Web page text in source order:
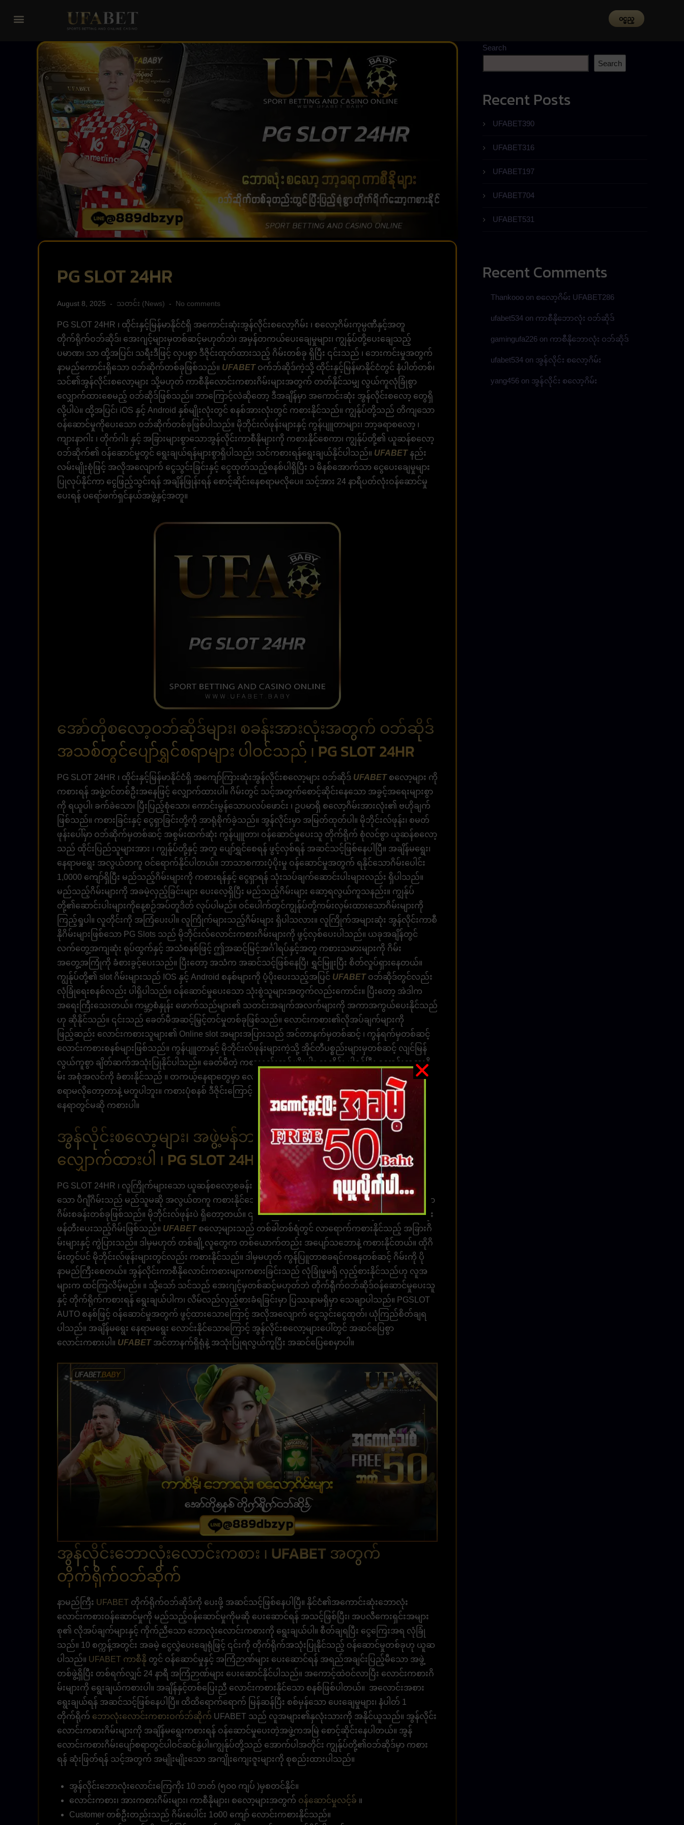
၀င္မည္
PG SLOT 24HR
August 8, 2025 သတင်း (News) No comments
PG SLOT 24HR ၊ ထိုင်းနှင့်မြန်မာနိုင်ငံရှိ အကောင်းဆုံးအွန်လိုင်းစလော့ဂိမ်း ၊ စလော့ဂိမ်းကုမ္ပဏီနှင့်အတူ
တိုက်ရိုက်ဝဘ်ဆိုဒ်၊ အေးဂျင့်များမှတစ်ဆင့်မဟုတ်ဘဲ၊ အမှန်တကယ်ပေးချေမှုများ၊ ကျွန်ုပ်တို့ပေးချေသည့်
ပမာဏ၊ သာ ထို့အပြင်၊ သရီးဒီဖြင့် လှပစွာ ဒီဇိုင်းထုတ်ထားသည့် ဂိမ်းတစ်ခု ရှိပြီး ၎င်းသည် ၊ ဘေးကင်းမှုအတွက်
နာမည်ကောင်းရှိသော ဝဘ်ဆိုက်တစ်ခုဖြစ်သည်။ UFABETဝက်ဘ်ဆိုဒ်ကဲ့သို့ ထိုင်းနှင့်မြန်မာနိုင်ငံတွင် နံပါတ်တစ်၊
သင်၏အွန်လိုင်းစလော့များ သို့မဟုတ် ကာစီနိုလောင်းကစားဂိမ်းများအတွက် တတ်နိုင်သမျှ လွယ်ကူလုံခြုံစွာ
လျှောက်ထားစေမည့် ဝဘ်ဆိုဒ်ဖြစ်သည်။ ဘာကြောင့်လဲဆိုတော့ ဒီအချိန်မှာ အကောင်းဆုံး အွန်လိုင်းစလော့ တွေရှိ
လို့ပါပဲ။ ထို့အပြင်၊ iOS နှင့် Android နှစ်မျိုးလုံးတွင် စနစ်အားလုံးတွင် ကစားနိုင်သည်။ ကျွန်ုပ်တို့သည် တိကျသော
ဝန်ဆောင်မှုကိုပေးသော ဝဘ်ဆိုက်တစ်ခုဖြစ်ပါသည်။ မိုဘိုင်းလ်ဖုန်းများနှင့် ကွန်ပျူတာများ၊ ဘာ့ခရာစလော့ ၊
ကျားနာဂါး ၊ တိုက်ဂါး နှင့် အခြားများစွာသောအွန်လိုင်းကာစီနိုများကို ကစားနိုင်စေကာ၊ ကျွန်ုပ်တို့၏ ယူဆန်စလော့
ဝဘ်ဆိုက်၏ ဝန်ဆောင်မှုတွင် ရွေးချယ်ရန်များစွာရှိပါသည်၊ သင်ကစားရန်ရွေးချယ်နိုင်ပါသည်။ UFABETနည်း
လမ်းမျိုးစုံဖြင့် အလိုအလျောက် ငွေသွင်းခြင်းနှင့် ငွေထုတ်သည့်စနစ်ပါရှိပြီး ၁ မိနစ်အောက်သာ ငွေပေးချေမှုများ
ပြုလုပ်နိုင်ကာ ငွေဖြည့်သွင်းရန် အချိန်ဖြုန်းရန် စောင့်ဆိုင်းနေစရာမလိုပေ။ သင့်အား 24 နာရီပတ်လုံးဝန်ဆောင်မှု
ပေးရန် ပရော်ဖက်ရှင်နယ်အဖွဲ့နှင့်အတူ။
အော်တိုစလော့ဝဘ်ဆိုဒ်များ၊ စခန်းအားလုံးအတွက် ဝဘ်ဆိုဒ်
အသစ်တွင်ပျော်ရွှင်စရာများ ပါဝင်သည် ၊ PG SLOT 24HR
PG SLOT 24HR ၊ ထိုင်းနှင့်မြန်မာနိုင်ငံရှိ အကျော်ကြားဆုံးအွန်လိုင်းစလော့များ ဝဘ်ဆိုဒ် UFABETစလော့များ ကို
ကစားရန် အဖွဲ့ဝင်တစ်ဦးအနေဖြင့် လျှောက်ထားပါ။ ဂိမ်းတွင် သင့်အတွက်စောင့်ဆိုင်းနေသော အခွင့်အရေးများစွာ
ကို ရယူပါ၊ ခက်ခဲသော၊ ပြီးပြည့်စုံသော၊ ကောင်းမွန်သောပလပ်ဖောင်း ၊ ဥပမာရှိ စလော့ဂိမ်းအားလုံး၏ ဗဟိုချက်
ဖြစ်သည်။ ကစားခြင်းနှင့် ငွေရှာခြင်းတို့ကို အာရုံစိုက်ခဲ့သည်။ အွန်လိုင်းမှာ အမြတ်ထုတ်ပါ။ မိုဘိုင်းလ်ဖုန်း၊ စမတ်
ဖုန်းပေါ်မှာ ဝဘ်ဆိုက်မှတစ်ဆင့် အစွမ်းထက်ဆုံး ကွန်ပျူတာ၊ ဝန်ဆောင်မှုပေးသူ တိုက်ရိုက် စုံလင်စွာ ယူဆန်စလော့
သည် ထိုင်းပြည်သူများအား ၊ ကျွန်ုပ်တို့နှင့် အတူ ပျော်ရွှင်စေရန် ဖွင့်လှစ်ရန် အဆင်သင့်ဖြစ်နေပါပြီ။ အချိန်မရွေး၊
နေရာမရွေး အလွယ်တကူ ဝင်ရောက်နိုင်ပါတယ်။ ဘာသာစကားပံ့ပိုးမှု ဝန်ဆောင်မှုအတွက် ရနိုင်သောဂိမ်းပေါင်း
1,0000 ကျော်ရှိပြီး မည်သည့်ဂိမ်းများကို ကစားရန်နှင့် ငွေရှာရန် သုံးသပ်ချက်ဆောင်းပါးများလည်း ရှိပါသည်။
မည်သည့်ဂိမ်းများကို အခမဲ့လှည့်ခြင်းများ ပေးလေ့ရှိပြီး မည်သည့်ဂိမ်းများ ဆော့ရလွယ်ကူသနည်း။ ကျွန်ုပ်
တို့၏ဆောင်းပါးများကိုနေ့စဉ်အပ်တူဒိတ် လုပ်ပါမည်။ ဝင်ပေါက်တွင်ကျွန်ုပ်တို့ကမ်းလှမ်းထားသောဂိမ်းများကို
ကြည့်ရှုပါ။ လူတိုင်းကို အကြံပေးပါ။ လူကြိုက်များသည့်ဂိမ်းများ ရှိပါသလား။ လူကြိုက်အများဆုံး အွန်လိုင်းကာစီ
နိုဂိမ်းများဖြစ်သော PG Slots သည် မိုဘိုင်းလ်လောင်းကစားဂိမ်းများကို ဖွင့်လှစ်ပေးပါသည်။ ယခုအချိန်တွင်
လက်တွေ့အကျဆုံး ရုပ်ထွက်နှင့် အသံစနစ်ဖြင့် ဤအဆင့်မြင့်အင်္ဂါရပ်နှင့်အတူ ကစားသမားများကို ဂိမ်း
အတွေ့အကြုံကို ခံစားခွင့်ပေးသည်။ ပြီးတော့ အသံက အဆင်သင့်ဖြစ်နေပြီ၊ ရွှင်မြူးပြီး စိတ်လှုပ်ရှားနေတယ်။
ကျွန်ုပ်တို့၏ slot ဂိမ်းများသည် IOS နှင့် Android စနစ်များကို ပံ့ပိုးပေးသည့်အပြင် UFABETဝဘ်ဆိုဒ်တွင်လည်း
လုံခြုံရေးစနစ်လည်း ပါရှိပါသည်။ ဝန်ဆောင်မှုပေးသော သုံးစွဲသူများအတွက်လည်းကောင်း။ ပြီးတော့ အဲဒါက
အရေးကြီးသေးတယ်။ ကမ္ဘာ့စံနှုန်း ဖောက်သည်များ၏ သတင်းအချက်အလက်များကို အကာအကွယ်ပေးနိုင်သည်
ဟု ဆိုနိုင်သည်။ ၎င်းသည် ခေတ်မီအဆင့်မြှင့်တင်မှုတစ်ခုဖြစ်သည်။ လောင်းကစား၏လိုအပ်ချက်များကို
ဖြည့်ဆည်း လောင်းကစားသူများ၏ Online slot အများအပြားသည် အင်တာနက်မှတစ်ဆင့် ၊ ကွန်ရက်မှတစ်ဆင့်
လောင်းကစားစနစ်များဖြစ်သည်။ ကွန်ပျူတာနှင့် မိုဘိုင်းလ်ဖုန်းများကဲ့သို့ အိုင်တီပစ္စည်းများမှတစ်ဆင့် လျင်မြန်
လွယ်ကူစွာ ချိတ်ဆက်အသုံးပြုနိုင်ပါသည်။ ခေတ်မီတဲ့ ကစားနည်းတစ်မျိုးပါ။ လူတိုင်း ပါဝင်ပြီး လောင်းကစားဂိ
မ်း အစုံအလင်ကို ခံစားနိုင်သည် ။ တကယ့်နေရာတွေမှာ လောင်းကစားလိုပါပဲ။ ဒါပေမယ့် ကစားဖို့ ဝေးဝေးသွား
စရာမလိုတော့တာနဲ့ မတူပါဘူး။ ကစားပုံစနစ် ဒီဇိုင်းကြောင့်ပါ။ လွယ်ကူစွာကစားရန်လာပါ။ ကမ္ဘာပေါ်ရှိ မည်သည့်
နေရာတွင်မဆို ကစားပါ။
အွန်လိုင်းစလော့များ၊ အဖွဲ့မန်ဘာဝင်ခြင်းကို အခမဲ့
လျှောက်ထားပါ ၊ PG SLOT 24HR
PG SLOT 24HR ၊ လူကြိုက်များသော ယူဆန်စလော့စခန်းများ နှင့် ယခု အလွန်ရေပန်းစားသော ဂိမ်းတစ်ခုဖြစ်
သော ပီဂျီဂိမ်းသည် မည်သူမဆို အလွယ်တကူ ကစားနိုင်သော ဂိမ်းဖြစ်သောကြောင့် လူစိတ်ဝင်စားမှုများပြားသော
ဂိမ်းစခန်းတစ်ခုဖြစ်သည်။ မိုဘိုင်းလ်ဖုန်းပဲ ရှိတော့တယ်။ ၎င်းသည် ယနေ့ကစားသမားများအတွက် အကောင်းဆုံး
ဖန်တီးပေးသည့်ဂိမ်းဖြစ်သည်။ UFABETစလော့များသည် တစ်ခါတစ်ရံတွင် လာရောက်ကစားနိုင်သည့် အခြားဂိ
မ်းများနှင့် ကွဲပြားသည်။ ဒါမှမဟုတ် တစ်ချို့လူတွေက တစ်ယောက်တည်း အပျော်သဘောနဲ့ ကစားနိုင်တယ်။ ထိုဂိ
မ်းတွင်ပင် မိုဘိုင်းလ်ဖုန်းများတွင်လည်း ကစားနိုင်သည်။ ဒါမှမဟုတ် ကွန်ပြူတာစခရင်ကနေတစ်ဆင့် ဂိမ်းကို ပို
နာမည်ကြီးစေတယ်။ အွန်လိုင်းကာစီနိုလောင်းကစားများကစားခြင်းသည် လုံခြုံမှုမရှိ လှည့်စားနိုင်သည်ဟု လူအ
များက ထင်ကြလိမ့်မည်။ ။ သို့သော် သင်သည် အေးဂျင့်မှတစ်ဆင့်မဟုတ်ဘဲ တိုက်ရီုက်ဝဘ်ဆိုဒ်ဝန်ဆောင်မှုပေးသူ
နှင့် တိုက်ရိုက်ကစားရန် ရွေးချယ်ပါက၊ လိမ်လည်လှည့်စားခံရခြင်းမှာ ပြဿနာမရှိမှာ သေချာပါသည်။ PGSLOT
AUTO စနစ်ဖြင့် ဝန်ဆောင်မှုအတွက် ဖွင့်ထားသောကြောင့် အလိုအလျောက် ငွေသွင်းငွေထုတ်၊ ယုံကြည်စိတ်ချရ
ပါသည်။ အချိန်မရွေး နေရာမရွေး လောင်းနိုင်သောကြောင့် အွန်လိုင်းစလော့များပေါ်တွင် အဆင်ပြေစွာ
လောင်းကစားပါ။ UFABETအင်တာနက်ရှိရုံနဲ့ အသုံးပြုရလွယ်ကူပြီး အဆင်ပြေစေမှာပါ။
အွန်လိုင်းဘောလုံးလောင်းကစား ၊ UFABET အတွက်
တိုက်ရိုက်ဝဘ်ဆိုက်
နာမည်ကြီး UFABET တိုက်ရိုက်ဝဘ်ဆိုဒ်ကို ပေးဖို့ အဆင်သင့်ဖြစ်နေပါပြီ။ နိုင်ငံ၏အကောင်းဆုံးဘောလုံး
လောင်းကစားဝန်ဆောင်မှုကို မည်သည့်ဝန်ဆောင်မှုကိုမဆို ပေးဆောင်ရန် အသင့်ဖြစ်ပြီး၊ အပလီကေးရှင်းအများ
စု၏ လိုအပ်ချက်များနှင့် ကိုက်ညီသော ဘောလုံးလောင်းကစားကို ရွေးချယ်ပါ။ စီတ်ချရပြီး ငွေကြေးအရ လုံခြုံ
သည်။ 10 စက္ကန့်အတွင်း အခမဲ့ ငွေလွှဲပေးချေရုံဖြင့် ၎င်းကို တိုက်ရိုက်အသုံးပြုနိုင်သည့် ဝန်ဆောင်မှုတစ်ခုဟု ယူဆ
ပါသည်။ UFABET ကာစီနို တွင် ဝန်ဆောင်မှုနှင့် အကြံဉာဏ်များ ပေးဆောင်ရန် အရည်အချင်းပြည့်မီသော အဖွဲ့
တစ်ဖွဲ့ရှိပြီး တစ်ရက်လျှင် 24 နာရီ အကြံဉာဏ်များ ပေးဆောင်နိုင်ပါသည်။ အကောင့်ထဲဝင်လာပြီး လောင်းကစားဂိ
မ်းများကို ရွေးချယ်ကစားပါ။ အချိန်နှင့်တစ်ပြေးညီ လောင်းကစားနိုင်သော စနစ်ဖြစ်ပါတယ်။ အလောင်းအစား
ရွေးချယ်ရန် အဆင်သင့်ဖြစ်နေပါပြီ။ ထိထိရောက်ရောက် မြန်ဆန်ပြီး စစ်မှန်သော ပေးချေမှုများ၊ နံပါတ် 1
တိုက်ရိုက် ဘောလုံးလောင်းကစားဝက်ဘ်ဆိုက် UFABET သည် လူအများ၏နှလုံးသားကို အနိုင်ယူသည်။ အွန်လိုင်း
လောင်းကစားဂိမ်းများကို အချိန်မရွေးကစားရန် ဝန်ဆောင်မှုပေးတဲ့အဖွဲ့ကအမြဲ စောင့်ဆိုင်းနေပါတယ်။ အွန်
လောင်းကစားဂိမ်းပျော်စရာတွင်ပါဝင်ဆင်နွဲပါ။ကျွန်ုပ်တို့သည် အောက်ပါအတိုင်း ကျွန်ုပ်တို့၏ဝဘ်ဆိုဒ်မှာ ကစား
ရန် ဆုံးဖြတ်ရန် သင့်အတွက် အမျိုးမျိုးသော အကျိုးကျေးဇူးများကို စုစည်းထားပါသည်။
အွန်လိုင်းဘောလုံးလောင်းကြေကိုး 10 ဘတ် (၅၀၀ ကျပ် )မှစတင်နိုင်။
လောင်းကစား၊ အားကစားဂိမ်းများ၊ ကာစီနိုများ၊ စလော့များအတွက် ဝန်ဆောင်မှုလင့်ခ် ။
Customer တစ်ဦးတည်းသည် ဂိမ်းပေါင်း 1၀00 ကျော် လောင်းကစားနိုင်သည်။
Search
Search
Recent Posts
UFABET390
UFABET316
UFABET197
UFABET704
UFABET531
Recent Comments
Thankooo on စလော့ဂိမ်း UFABET286
ufabet534 on ကာစီနိုဘောလုံး ဝဘ်ဆိုဒ်
gamingufa226 on ကာစီနိုဘောလုံး ဝဘ်ဆိုဒ်
ufabet534 on အွန်လိုင်း စလော့ဂိမ်း
yang456 on အွန်လိုင်း စလော့ဂိမ်း